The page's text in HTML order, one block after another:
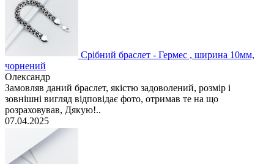
Срібний браслет - Гермес , ширина 10мм,
чорнений
Олександр
Замовляв даний браслет, якістю задоволений, розмір і
зовнішні вигляд відповідає фото, отримав те на що
розраховував, Дякую!..
07.04.2025